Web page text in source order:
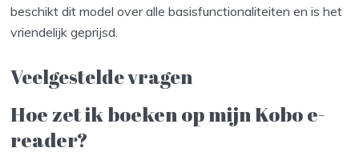
beschikt dit model over alle basisfunctionaliteiten en is het
vriendelijk geprijsd.
Veelgestelde vragen
Hoe zet ik boeken op mijn Kobo e-
reader?